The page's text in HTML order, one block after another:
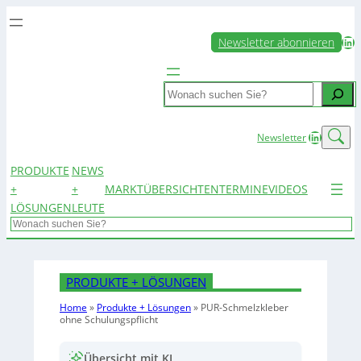
Newsletter abonnieren LinkedIn
Search
NewsletterLinkedIn
PRODUKTE
+
LÖSUNGEN
NEWS
+
LEUTE
MARKTÜBERSICHTENTERMINEVIDEOS
Search
PRODUKTE + LÖSUNGEN
Home » Produkte + Lösungen» PUR-Schmelzkleber
ohne Schulungspflicht
Übersicht mit KI